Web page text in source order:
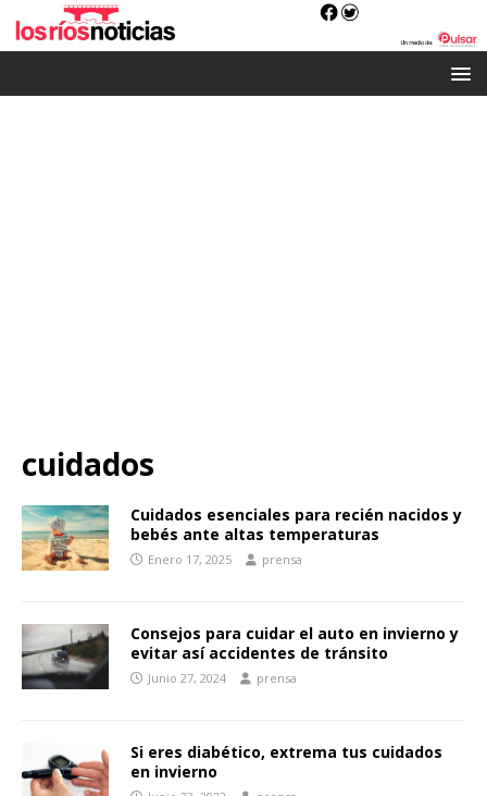
cuidados
Cuidados esenciales para recién nacidos y
bebés ante altas temperaturas
Enero 17, 2025 prensa
Consejos para cuidar el auto en invierno y
evitar así accidentes de tránsito
Junio 27, 2024 prensa
Si eres diabético, extrema tus cuidados
en invierno